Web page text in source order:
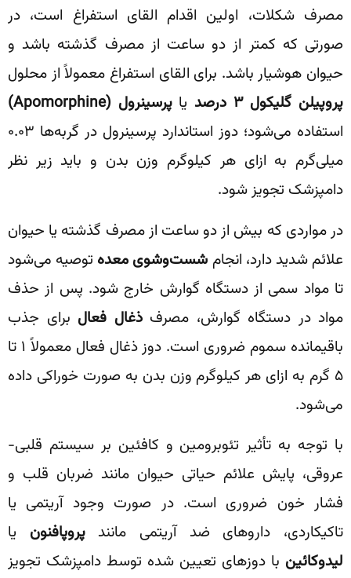
مصرف شکلات، اولین اقدام القای استفراغ است، در
صورتی که کمتر از دو ساعت از مصرف گذشته باشد و
حیوان هوشیار باشد. برای القای استفراغ معمولاً از محلول
پروپیلن گلیکول۳ درصد یاپرسینرول (Apomorphine)
استفاده می‌شود؛ دوز استاندارد پرسینرول در گربه‌ها ۰.۰۳
میلی‌گرم به ازای هر کیلوگرم وزن بدن و باید زیر نظر
دامپزشک تجویز شود.
در مواردی که بیش از دو ساعت از مصرف گذشته یا حیوان
علائم شدید دارد، انجام شست‌وشوی معده توصیه می‌شود
تا مواد سمی از دستگاه گوارش خارج شود. پس از حذف
مواد در دستگاه گوارش، مصرفذغال فعال برای جذب
باقیمانده سموم ضروری است. دوز ذغال فعال معمولاً ۱ تا
۵ گرم به ازای هر کیلوگرم وزن بدن به صورت خوراکی داده
می‌شود.
با توجه به تأثیر تئوبرومین و کافئین بر سیستم قلبی-
عروقی، پایش علائم حیاتی حیوان مانند ضربان قلب و
فشار خون ضروری است. در صورت وجود آریتمی یا
تاکیکاردی، داروهای ضد آریتمی مانندپروپافنون یا
لیدوکائین با دوزهای تعیین شده توسط دامپزشک تجویز